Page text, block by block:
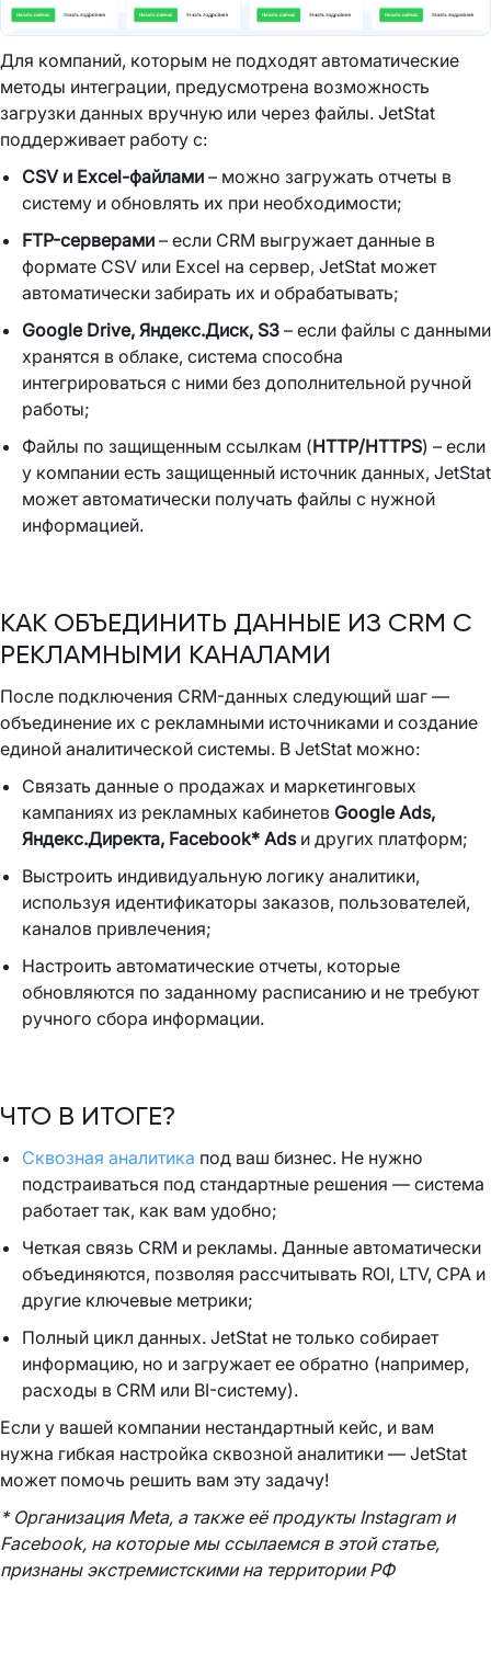
Для компаний, которым не подходят автоматические
методы интеграции, предусмотрена возможность
загрузки данных вручную или через файлы. JetStat
поддерживает работу с:
CSV и Excel-файлами – можно загружать отчеты в
систему и обновлять их при необходимости;
FTP-серверами – если CRM выгружает данные в
формате CSV или Excel на сервер, JetStat может
автоматически забирать их и обрабатывать;
Google Drive, Яндекс.Диск, S3 – если файлы с данными
хранятся в облаке, система способна
интегрироваться с ними без дополнительной ручной
работы;
Файлы по защищенным ссылкам (HTTP/HTTPS) – если
у компании есть защищенный источник данных, JetStat
может автоматически получать файлы с нужной
информацией.
КАК ОБЪЕДИНИТЬ ДАННЫЕ ИЗ CRM С
РЕКЛАМНЫМИ КАНАЛАМИ
После подключения CRM-данных следующий шаг —
объединение их с рекламными источниками и создание
единой аналитической системы. В JetStat можно:
Связать данные о продажах и маркетинговых
кампаниях из рекламных кабинетов Google Ads,
Яндекс.Директа, Facebook* Adsи других платформ;
Выстроить индивидуальную логику аналитики,
используя идентификаторы заказов, пользователей,
каналов привлечения;
Настроить автоматические отчеты, которые
обновляются по заданному расписанию и не требуют
ручного сбора информации.
ЧТО В ИТОГЕ?
Сквозная аналитика под ваш бизнес. Не нужно
подстраиваться под стандартные решения — система
работает так, как вам удобно;
Четкая связь CRM и рекламы. Данные автоматически
объединяются, позволяя рассчитывать ROI, LTV, CPA и
другие ключевые метрики;
Полный цикл данных. JetStat не только собирает
информацию, но и загружает ее обратно (например,
расходы в CRM или BI-систему).
Если у вашей компании нестандартный кейс, и вам
нужна гибкая настройка сквозной аналитики — JetStat
может помочь решить вам эту задачу!
* Организация Meta, а также её продукты Instagram и
Facebook, на которые мы ссылаемся в этой статье,
признаны экстремистскими на территории РФ